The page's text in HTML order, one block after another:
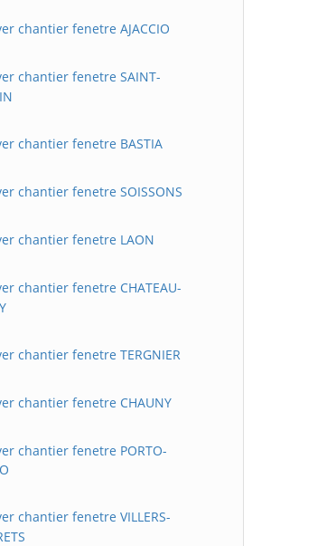
chantier fenetre AJACCIO
chantier fenetre SAINT-
chantier fenetre BASTIA
chantier fenetre SOISSONS
chantier fenetre LAON
chantier fenetre CHATEAU-
chantier fenetre TERGNIER
chantier fenetre CHAUNY
chantier fenetre PORTO-
chantier fenetre VILLERS-